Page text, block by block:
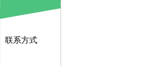
联系方式